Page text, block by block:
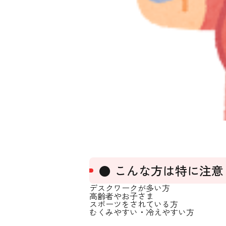
● こんな方は特に注
デスクワークが多い方
高齢者やお子さま
スポーツをされている方
むくみやすい・冷えやすい方